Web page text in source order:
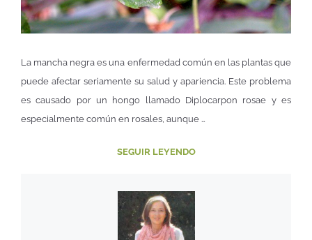
La mancha negra es una enfermedad común en las plantas que
puede afectar seriamente su salud y apariencia. Este problema
es causado por un hongo llamado Diplocarpon rosae y es
especialmente común en rosales, aunque …
SEGUIR LEYENDO